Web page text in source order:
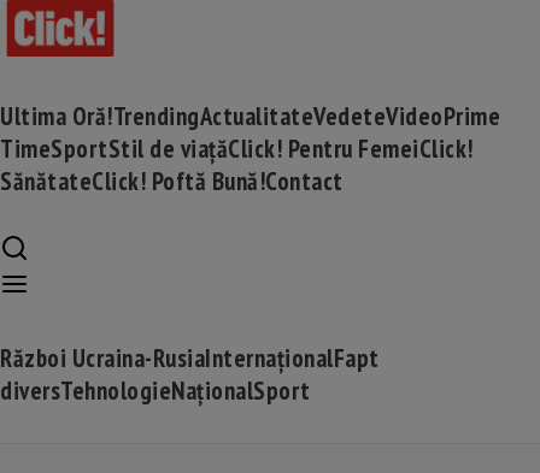
Ultima Oră!TrendingActualitateVedeteVideoPrime
TimeSportStil de viațăClick! Pentru FemeiClick!
SănătateClick! Poftă Bună!Contact
Război Ucraina-RusiaInternaționalFapt
diversTehnologieNaționalSport